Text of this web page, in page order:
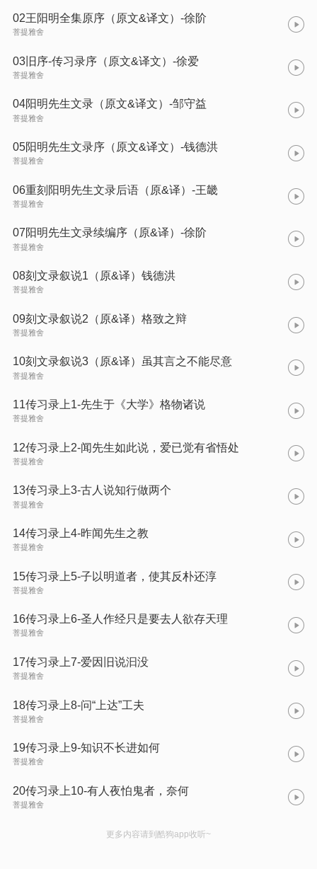
02王阳明全集原序（原文&译文）-徐阶
菩提雅舍
03旧序-传习录序（原文&译文）-徐爱
菩提雅舍
04阳明先生文录（原文&译文）-邹守益
菩提雅舍
05阳明先生文录序（原文&译文）-钱德洪
菩提雅舍
06重刻阳明先生文录后语（原&译）-王畿
菩提雅舍
07阳明先生文录续编序（原&译）-徐阶
菩提雅舍
08刻文录叙说1（原&译）钱德洪
菩提雅舍
09刻文录叙说2（原&译）格致之辩
菩提雅舍
10刻文录叙说3（原&译）虽其言之不能尽意
菩提雅舍
11传习录上1-先生于《大学》格物诸说
菩提雅舍
12传习录上2-闻先生如此说，爱已觉有省悟处
菩提雅舍
13传习录上3-古人说知行做两个
菩提雅舍
14传习录上4-昨闻先生之教
菩提雅舍
15传习录上5-子以明道者，使其反朴还淳
菩提雅舍
16传习录上6-圣人作经只是要去人欲存天理
菩提雅舍
17传习录上7-爱因旧说汩没
菩提雅舍
18传习录上8-问“上达”工夫
菩提雅舍
19传习录上9-知识不长进如何
菩提雅舍
20传习录上10-有人夜怕鬼者，奈何
菩提雅舍
更多内容请到酷狗app收听~